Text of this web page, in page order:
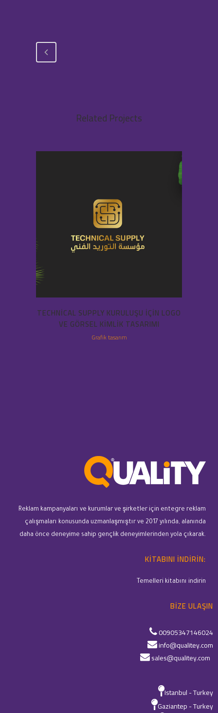
Related Projects
TECHNICAL SUPPLY KURULUŞU IÇIN LOGO
VE GÖRSEL KIMLIK TASARIMI
Grafik tasarım
Reklam kampanyaları ve kurumlar ve şirketler için entegre reklam
çalışmaları konusunda uzmanlaşmıştır ve 2017 yılında, alanında
daha önce deneyime sahip gençlik deneyimlerinden yola çıkarak.
KITABINI INDIRIN:
Temelleri kitabını indirin
BIZE ULAŞIN
00905347146024
info@qualitey.com
sales@qualitey.com
Istanbul - Turkey
Gaziantep - Turkey